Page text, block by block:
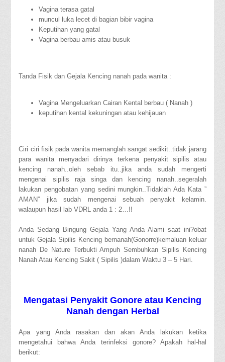
Vagina terasa gatal
muncul luka lecet di bagian bibir vagina
Keputihan yang gatal
Vagina berbau amis atau busuk
Tanda Fisik dan Gejala Kencing nanah pada wanita :
Vagina Mengeluarkan Cairan Kental berbau ( Nanah )
keputihan kental kekuningan atau kehijauan
Ciri ciri fisik pada wanita memanglah sangat sedikit..tidak jarang
para wanita menyadari dirinya terkena penyakit sipilis atau
kencing nanah..oleh sebab itu..jika anda sudah mengerti
mengenai sipilis raja singa dan kencing nanah..segeralah
lakukan pengobatan yang sedini mungkin..Tidaklah Ada Kata ”
AMAN” jika sudah mengenai sebuah penyakit kelamin.
walaupun hasil lab VDRL anda 1 : 2…!!
Anda Sedang Bingung Gejala Yang Anda Alami saat ini?obat
untuk Gejala Sipilis Kencing bernanah(Gonorre)kemaluan keluar
nanah De Nature Terbukti Ampuh Sembuhkan Sipilis Kencing
Nanah Atau Kencing Sakit ( Sipilis )dalam Waktu 3 – 5 Hari.
Mengatasi Penyakit Gonore atau Kencing
Nanah dengan Herbal
Apa yang Anda rasakan dan akan Anda lakukan ketika
mengetahui bahwa Anda terinfeksi gonore? Apakah hal-hal
berikut: